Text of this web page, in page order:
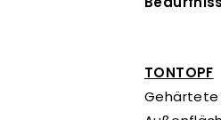
TONTOPF
Gehärtete